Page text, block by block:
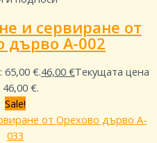
и сервиране от
дърво A-002
65,00 €.46,00 €Текущата цена
46,00 €.
Sale!